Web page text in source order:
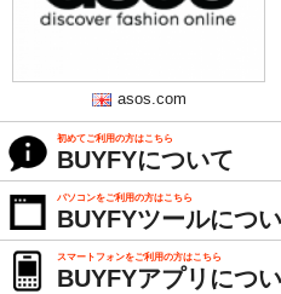
asos.com
初めてご利用の方はこちら
BUYFYについて
パソコンをご利用の方はこちら
BUYFYツールにつ
スマートフォンをご利用の方はこちら
BUYFYアプリにつ